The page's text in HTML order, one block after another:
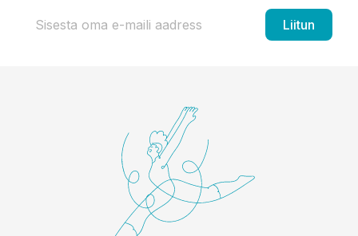
Liitun